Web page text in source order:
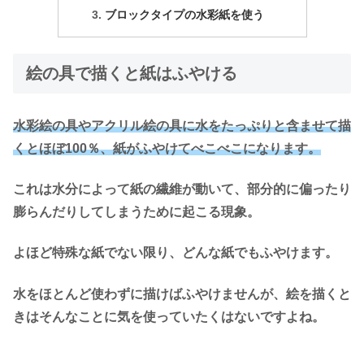
ブロックタイプの水彩紙を使う
絵の具で描くと紙はふやける
水彩絵の具やアクリル絵の具に水をたっぷりと含ませて描
くとほぼ100％、紙がふやけてべこべこになります。
これは水分によって紙の繊維が動いて、部分的に偏ったり
膨らんだりしてしまうために起こる現象。
よほど特殊な紙でない限り、どんな紙でもふやけます。
水をほとんど使わずに描けばふやけませんが、絵を描くと
きはそんなことに気を使っていたくはないですよね。